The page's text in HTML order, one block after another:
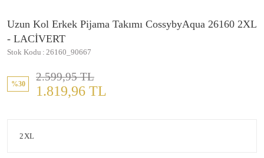
Uzun Kol Erkek Pijama Takımı CossybyAqua 26160 2XL
- LACİVERT
Stok Kodu 26160_90667
%30
2.599,95 TL
1.819,96 TL